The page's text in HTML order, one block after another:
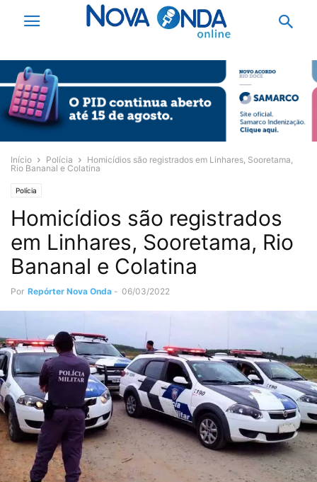
Início Polícia
Homicídios são registrados em Linhares, Sooretama,
Rio Bananal e Colatina
Polícia
Homicídios são registrados
em Linhares, Sooretama, Rio
Bananal e Colatina
Por Repórter Nova Onda - 06/03/2022